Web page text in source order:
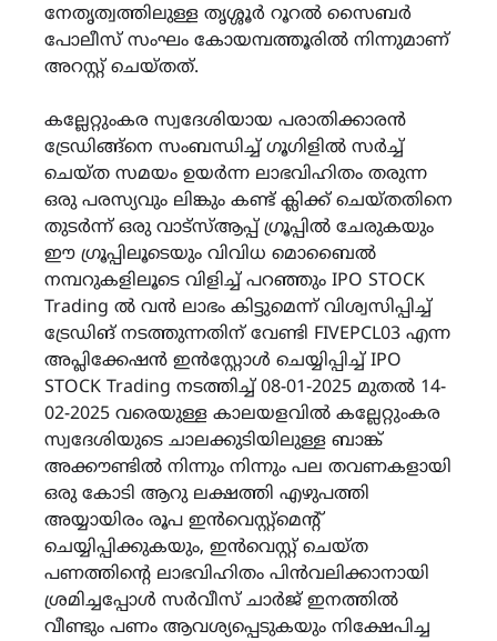
നേതൃത്വത്തിലുള്ള തൃശ്ശൂർ റൂറൽ സൈബർ
പോലീസ് സംഘം കോയമ്പത്തൂരിൽ നിന്നുമാണ്
അറസ്റ്റ് ചെയ്തത്.
കല്ലേറ്റുംകര സ്വദേശിയായ പരാതിക്കാരൻ
ട്രേഡിങ്ങ്നെ സംബന്ധിച്ച് ഗൂഗിളിൽ സർച്ച്
ചെയ്ത സമയം ഉയർന്ന ലാഭവിഹിതം തരുന്ന
ഒരു പരസ്യവും ലിങ്കും കണ്ട് ക്ലിക്ക് ചെയ്തതിനെ
തുടർന്ന് ഒരു വാട്സ്ആപ്പ് ഗ്രൂപ്പിൽ ചേരുകയും
ഈ ഗ്രൂപ്പിലൂടെയും വിവിധ മൊബൈൽ
നമ്പറുകളിലൂടെ വിളിച്ച് പറഞ്ഞും IPO STOCK
Trading ൽ വൻ ലാഭം കിട്ടുമെന്ന് വിശ്വസിപ്പിച്ച്
ട്രേഡിങ് നടത്തുന്നതിന് വേണ്ടി FIVEPCL03 എന്ന
അപ്ലിക്കേഷൻ ഇൻസ്റ്റോൾ ചെയ്യിപ്പിച്ച് IPO
STOCK Trading നടത്തിച്ച് 08-01-2025 മുതൽ 14-
02-2025 വരെയുള്ള കാലയളവിൽ കല്ലേറ്റുംകര
സ്വദേശിയുടെ ചാലക്കുടിയിലുള്ള ബാങ്ക്
അക്കൗണ്ടിൽ നിന്നും നിന്നും പല തവണകളായി
ഒരു കോടി ആറു ലക്ഷത്തി എഴുപത്തി
അയ്യായിരം രൂപ ഇൻവെസ്റ്റ്മെന്റ്
ചെയ്യിപ്പിക്കുകയും, ഇൻവെസ്റ്റ് ചെയ്ത
പണത്തിൻ്റെ ലാഭവിഹിതം പിൻവലിക്കാനായി
ശ്രമിച്ചപ്പോൾ സർവീസ് ചാർജ് ഇനത്തിൽ
വീണ്ടും പണം ആവശ്യപ്പെടുകയും നിക്ഷേപിച്ച